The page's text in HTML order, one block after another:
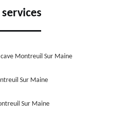
Montreuil Sur Maine
Sur Maine
Sur Maine